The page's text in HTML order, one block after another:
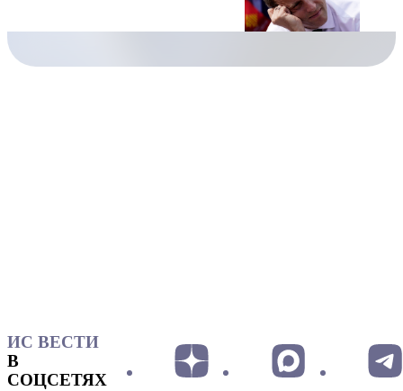
ИС ВЕСТИ
В
СОЦСЕТЯХ